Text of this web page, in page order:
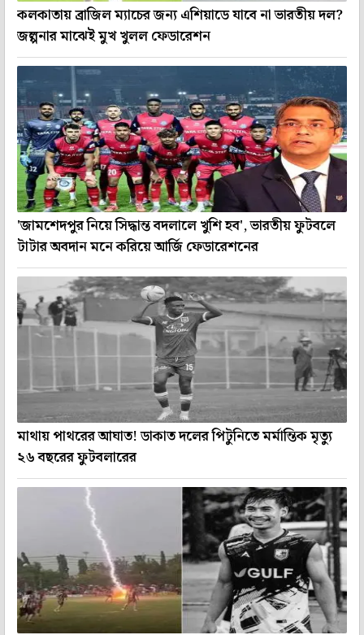
কলকাতায় ব্রাজিল ম্যাচের জন্য এশিয়াডে যাবে না ভারতীয় দল?
জল্পনার মাঝেই মুখ খুলল ফেডারেশন
'জামশেদপুর নিয়ে সিদ্ধান্ত বদলালে খুশি হব', ভারতীয় ফুটবলে
টাটার অবদান মনে করিয়ে আর্জি ফেডারেশনের
মাথায় পাথরের আঘাত! ডাকাত দলের পিটুনিতে মর্মান্তিক মৃত্যু
২৬ বছরের ফুটবলারের